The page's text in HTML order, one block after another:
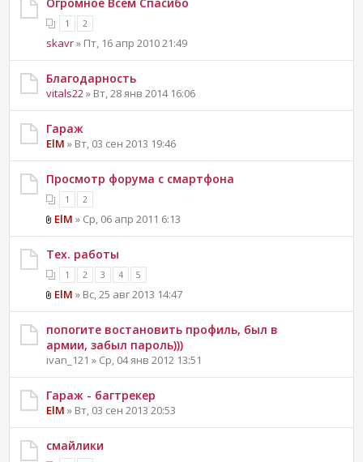
1 2
skavr» Пт, 16 апр 2010 21:49
Благодарность
vitals22 » Вт, 28 янв 2014 16:06
Гараж
ElM » Вт, 03 сен 2013 19:46
Просмотр форума с смартфона
1 2
ElM » Ср, 06 апр 2011 6:13
Тех. работы
1 2 3 4 5
ElM » Вс, 25 авг 2013 14:47
попогите востановить профиль, был в
армии, забыл пароль)))
ivan_121 » Ср, 04 янв 2012 13:51
Гараж - багтрекер
ElM » Вт, 03 сен 2013 20:53
смайлики